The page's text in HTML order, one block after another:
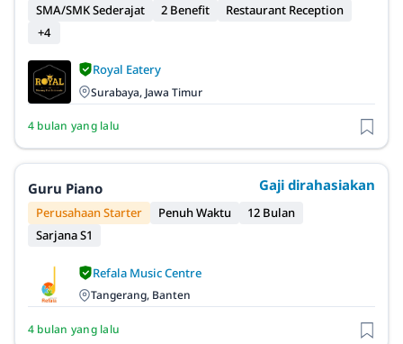
SMA/SMK Sederajat
2 Benefit
Restaurant Reception
+4
Royal Eatery
Surabaya, Jawa Timur
4 bulan yang lalu
Guru Piano Gaji dirahasiakan
Perusahaan Starter Penuh Waktu
12 Bulan
Sarjana S1
Refala Music Centre
Tangerang, Banten
4 bulan yang lalu